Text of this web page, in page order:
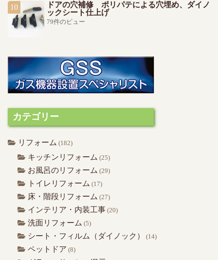
ドアの穴補修 ポリパテによる穴埋め、ダイノ
ックシート仕上げ
79件のビュー
カテゴリー
リフォーム (182)
キッチンリフォーム (25)
お風呂のリフォーム (29)
トイレリフォーム (17)
床・階段リフォーム (27)
インテリア・内装工事 (20)
洗面リフォーム (5)
シート・フィルム（ダイノック） (14)
ペットドア (8)